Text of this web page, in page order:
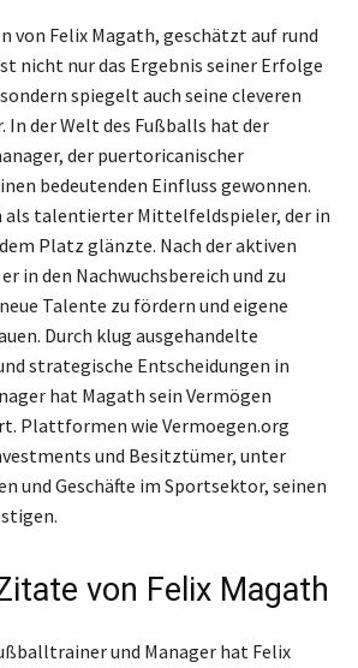
von Felix Magath, geschätzt auf rund
nicht nur das Ergebnis seiner Erfolge
spiegelt auch seine cleveren
In der Welt des Fußballs hat der
der puertoricanischer
bedeutenden Einfluss gewonnen.
als talentierter Mittelfeldspieler, der in
Platz glänzte. Nach der aktiven
in den Nachwuchsbereich und zu
Talente zu fördern und eigene
Durch klug ausgehandelte
strategische Entscheidungen in
hat Magath sein Vermögen
Plattformen wie Vermoegen.org
und Besitztümer, unter
und Geschäfte im Sportsektor, seinen
von Felix Magath
und Manager hat Felix